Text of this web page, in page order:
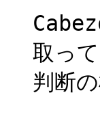
取っ
判断